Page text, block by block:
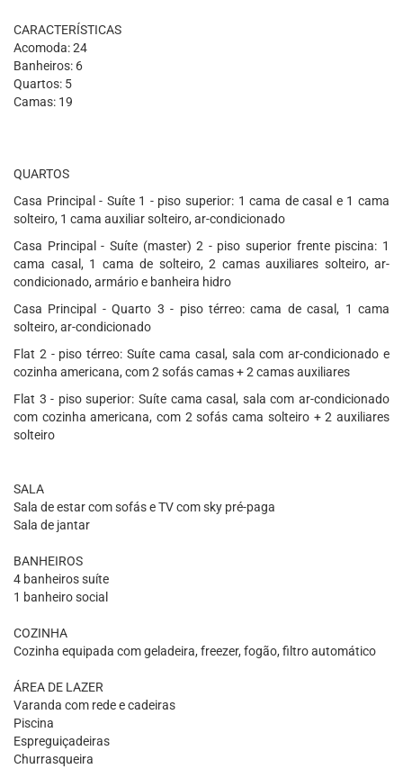
CARACTERÍSTICAS
Acomoda: 24
Banheiros: 6
Quartos: 5
Camas: 19
QUARTOS
Casa Principal - Suíte 1 - piso superior: 1 cama de casal e 1 cama
solteiro, 1 cama auxiliar solteiro, ar-condicionado
Casa Principal - Suíte (master) 2 - piso superior frente piscina: 1
cama casal, 1 cama de solteiro, 2 camas auxiliares solteiro, ar-
condicionado, armário e banheira hidro
Casa Principal - Quarto 3 - piso térreo: cama de casal, 1 cama
solteiro, ar-condicionado
Flat 2 - piso térreo: Suíte cama casal, sala com ar-condicionado e
cozinha americana, com 2 sofás camas + 2 camas auxiliares
Flat 3 - piso superior: Suíte cama casal, sala com ar-condicionado
com cozinha americana, com 2 sofás cama solteiro + 2 auxiliares
solteiro
SALA
Sala de estar com sofás e TV com sky pré-paga
Sala de jantar
BANHEIROS
4 banheiros suíte
1 banheiro social
COZINHA
Cozinha equipada com geladeira, freezer, fogão, filtro automático
ÁREA DE LAZER
Varanda com rede e cadeiras
Piscina
Espreguiçadeiras
Churrasqueira